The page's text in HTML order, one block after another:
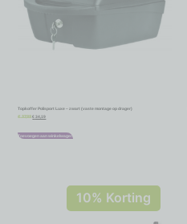
Topkoffer Polisport Luxe – zwart (vaste montage op drager)
€ 37,99 € 34,19
Toevoegen aan winkelwagen
10% Korting